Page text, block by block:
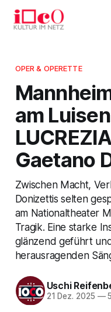
OPER & OPERETTE
am
Gaetano
Zwischen Macht,
Donizettis selten
am Nationaltheater
Tragik. Eine starke
glänzend geführt
herausragenden
Uschi
21 Dez. 2025 —